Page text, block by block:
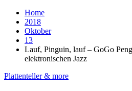
Home
2018
Oktober
13
Lauf, Pinguin, lauf – GoGo
elektronischen Jazz
Plattenteller & more